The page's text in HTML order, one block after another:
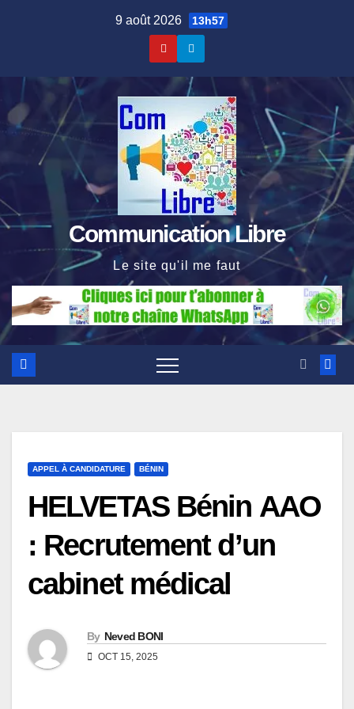
9 août 2026 13h57
Communication Libre
Le site qu'il me faut
APPEL À CANDIDATURE BÉNIN
HELVETAS Bénin AAO
: Recrutement d’un
cabinet médical
By Neved BONI
OCT 15, 2025